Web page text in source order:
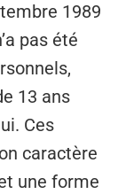
1989
pas été
13 ans
Ces
caractère
une forme